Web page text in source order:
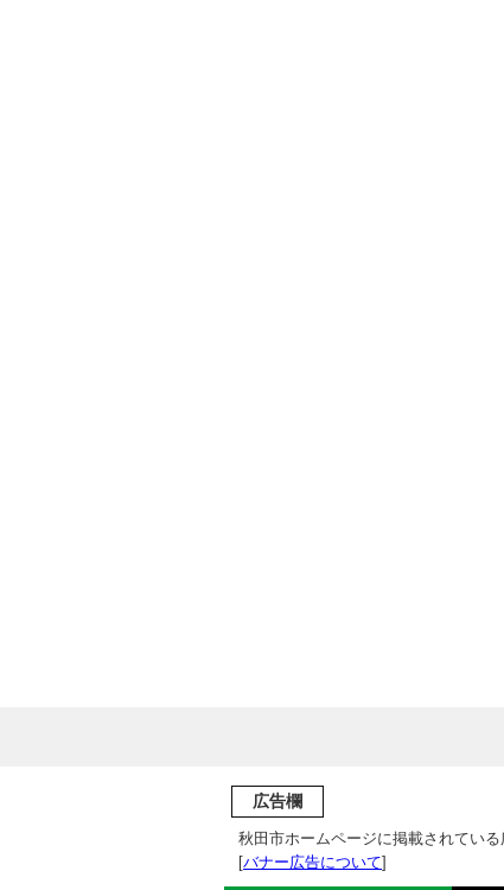
広告欄
秋田市ホームページに掲載されてい
[バナー広告について]